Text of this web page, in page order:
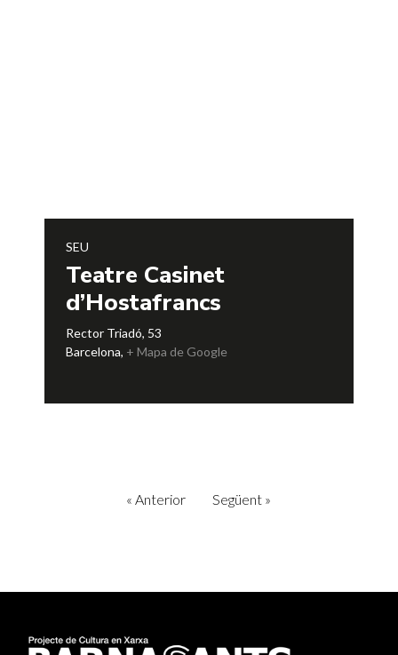
SEU
Teatre Casinet
d’Hostafrancs
Rector Triadó, 53
Barcelona, + Mapa de Google
« Anterior Següent »